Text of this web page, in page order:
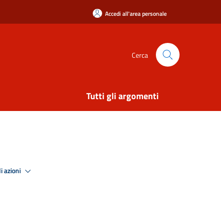
Accedi all'area personale
Cerca
Tutti gli argomenti
azioni